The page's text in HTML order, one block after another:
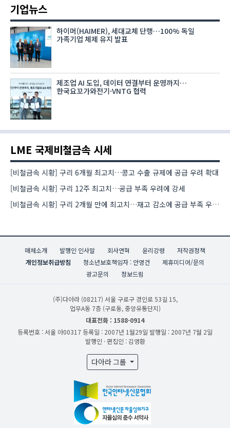
기업뉴스
하이머(HAIMER), 세대교체 단행…100% 독일
가족기업 체제 유지 발표
제조업 AI 도입, 데이터 연결부터 운영까지…
한국요꼬가와전기·VNTG 협력
LME 국제비철금속 시세
[비철금속 시황] 구리 6개월 최고치…콩고 수출 규제에 공급 우려 확대
[비철금속 시황] 구리 12주 최고치…공급 부족 우려에 강세
[비철금속 시황] 구리 2개월 만에 최고치…재고 감소에 공급 부족 우려 확대
매체소개 발행인 인사말 회사연혁 윤리강령
저작권정책
개인정보취급방침
청소년보호책임자 : 안영건
제휴미디어/문의
광고문의
정보드림
(주)다아라 (08217) 서울 구로구 경인로 53길 15,
업무A동 7층 (구로동, 중앙유통단지)
대표전화 : 1588-0914
등록번호 : 서울 아00317 등록일 : 2007년 1월29일 발행일 : 2007년 7월 2일
발행인 · 편집인 : 김영환
다아라 그룹